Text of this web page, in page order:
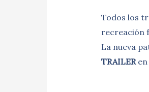
Todos los
recreación
La nueva
TRAILERen